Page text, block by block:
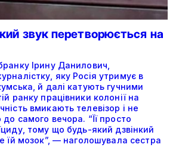
звук перетворюється на
Ірину Данилович,
яку Росія утримує в
й далі катують гучними
ранку працівники колонії на
вмикають телевізор і не
самого вечора. “Її просто
тому що будь-який дзвінкий
їй мозок”, — наголошувала сестра